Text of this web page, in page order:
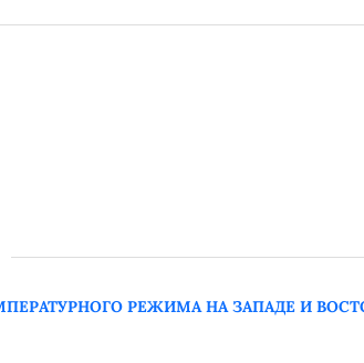
РЕЖИМА НА ЗАПАДЕ И